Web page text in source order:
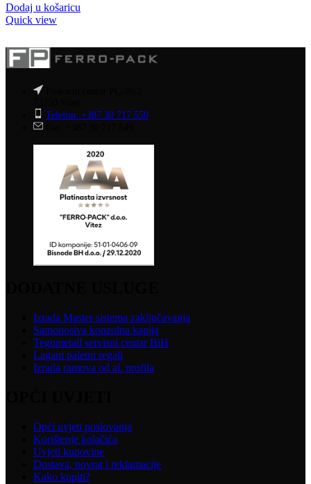
Dodaj u košaricu
Quick view
Telefon: +387 30 717 550
Izrada Master sistema zaključavanja
Samonosiva konzolna kapija
Tegometall servisni centar BiH
Lagani paletni regali
Izrada ramova od al. profila
Opći uvjeti poslovanja
Korištenje kolačića
Uvjeti kupovine
Dostava, povrat i reklamacije
Kako kupiti?